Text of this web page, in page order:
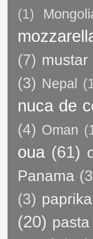
(1)
(7) mustar
(3) Nepal
nuca de
(4) Oman
oua (61)
Panama
(3) paprika
(20) pasta